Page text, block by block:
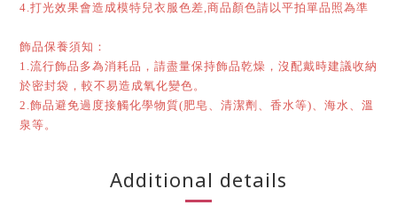
4.打光效果會造成模特兒衣服色差,商品顏色請以平拍單品照為準
飾品保養須知：
1.流行飾品多為消耗品，請盡量保持飾品乾燥，沒配戴時建議收納
於密封袋，較不易造成氧化變色。
2.飾品避免過度接觸化學物質(肥皂、清潔劑、香水等)、海水、溫
泉等。
Additional details